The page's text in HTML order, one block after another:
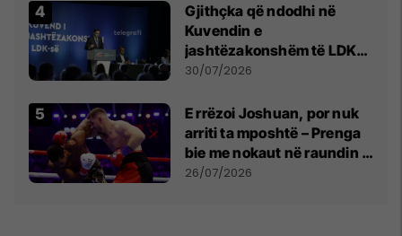
Gjithçka që ndodhi në
Kuvendin e
jashtëzakonshëm të LDK-
së
30/07/2026
E rrëzoi Joshuan, por nuk
arriti ta mposhtë – Prenga
bie me nokaut në raundin e
dytë
26/07/2026